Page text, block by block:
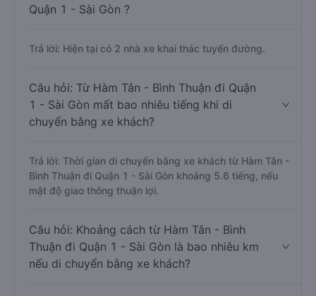
Quận 1 - Sài Gòn ?
Trả lời: Hiện tại có 2 nhà xe khai thác tuyến đường.
Câu hỏi: Từ Hàm Tân - Bình Thuận đi Quận
1 - Sài Gòn mất bao nhiêu tiếng khi di
chuyển bằng xe khách?
Trả lời: Thời gian di chuyển bằng xe khách từ Hàm Tân -
Bình Thuận đi Quận 1 - Sài Gòn khoảng 5.6 tiếng, nếu
mật độ giao thông thuận lợi.
Câu hỏi: Khoảng cách từ Hàm Tân - Bình
Thuận đi Quận 1 - Sài Gòn là bao nhiêu km
nếu di chuyển bằng xe khách?